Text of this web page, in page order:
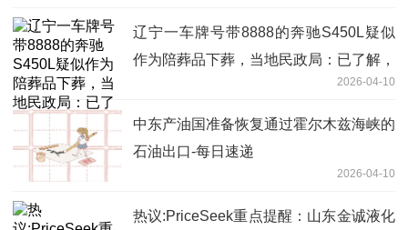
辽宁一车牌号带8888的奔驰S450L疑似
作为陪葬品下葬，当地民政局：已了解，
2026-04-10
中东产油国准备恢复通过霍尔木兹海峡的
石油出口-每日速递
2026-04-10
热议:PriceSeek重点提醒：山东金诚液化